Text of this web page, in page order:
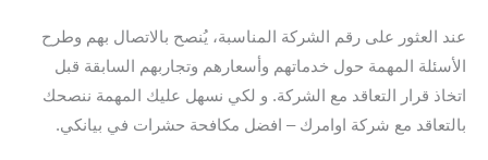
عند العثور على رقم الشركة المناسبة، يُنصح بالاتصال بهم وطرح
الأسئلة المهمة حول خدماتهم وأسعارهم وتجاربهم السابقة قبل
اتخاذ قرار التعاقد مع الشركة. و لكي نسهل عليك المهمة ننصحك
بالتعاقد مع شركة اوامرك – افضل مكافحة حشرات في بيانكي.